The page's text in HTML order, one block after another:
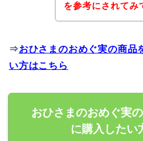
を参考にされてみ
⇒おひさまのおめぐ実の商品
い方はこちら
おひさまのおめぐ実
に購入したい